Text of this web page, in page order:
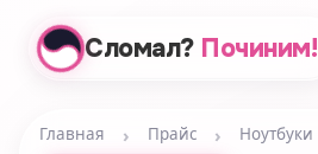
Сломал? Починим!
Главная › Прайс › Ноутбуки